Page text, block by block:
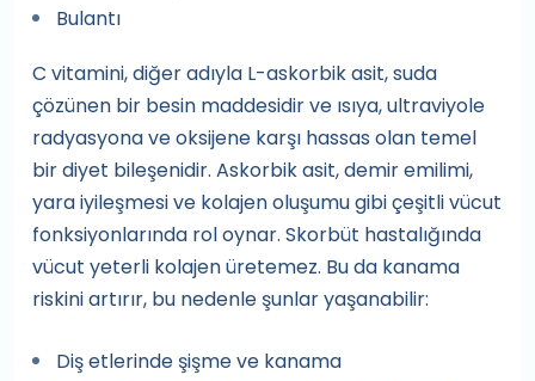
Bulantı
C vitamini, diğer adıyla L-askorbik asit, suda
çözünen bir besin maddesidir ve ısıya, ultraviyole
radyasyona ve oksijene karşı hassas olan temel
bir diyet bileşenidir. Askorbik asit, demir emilimi,
yara iyileşmesi ve kolajen oluşumu gibi çeşitli vücut
fonksiyonlarında rol oynar. Skorbüt hastalığında
vücut yeterli kolajen üretemez. Bu da kanama
riskini artırır, bu nedenle şunlar yaşanabilir:
Diş etlerinde şişme ve kanama